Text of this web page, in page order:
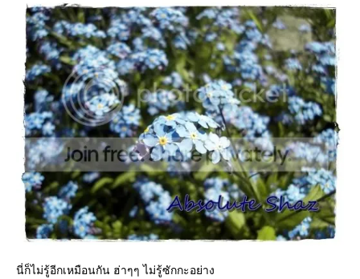
นี่ก็ไม่รู้อีกเหมือนกัน ฮ่าๆๆ ไม่รู้ซักกะอย่าง